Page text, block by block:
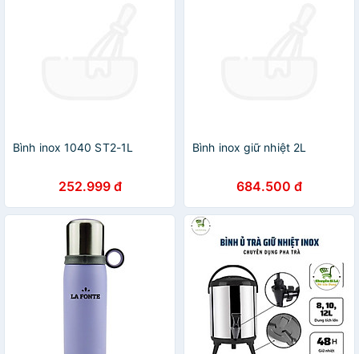
Bình inox 1040 ST2-1L
252.999 đ
Bình inox giữ nhiệt 2L
684.500 đ